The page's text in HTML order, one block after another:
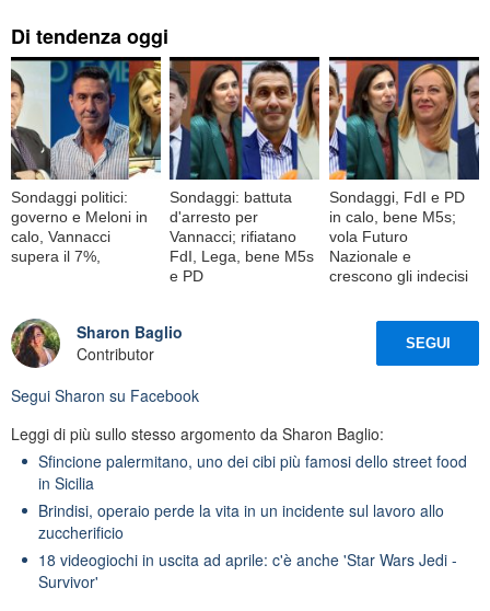
Di tendenza oggi
Sondaggi politici:
governo e Meloni in
calo, Vannacci
supera il 7%,
Sondaggi: battuta
d'arresto per
Vannacci; rifiatano
FdI, Lega, bene M5s
e PD
Sondaggi, FdI e PD
in calo, bene M5s;
vola Futuro
Nazionale e
crescono gli indecisi
Sharon Baglio
Contributor
SEGUI
Segui Sharon su Facebook
Leggi di più sullo stesso argomento da Sharon Baglio:
Sfincione palermitano, uno dei cibi più famosi dello street food
in Sicilia
Brindisi, operaio perde la vita in un incidente sul lavoro allo
zuccherificio
18 videogiochi in uscita ad aprile: c'è anche 'Star Wars Jedi -
Survivor'